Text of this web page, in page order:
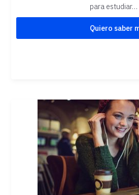
para estudiar…
Quiero saber